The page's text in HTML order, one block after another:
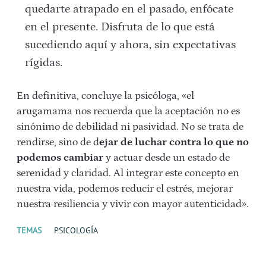
quedarte atrapado en el pasado, enfócate
en el presente. Disfruta de lo que está
sucediendo aquí y ahora, sin expectativas
rígidas.
En definitiva, concluye la psicóloga, «el
arugamama nos recuerda que la aceptación no es
sinónimo de debilidad ni pasividad. No se trata de
rendirse, sino de dejar de luchar contra lo que no
podemos cambiar y actuar desde un estado de
serenidad y claridad. Al integrar este concepto en
nuestra vida, podemos reducir el estrés, mejorar
nuestra resiliencia y vivir con mayor autenticidad».
TEMAS PSICOLOGÍA